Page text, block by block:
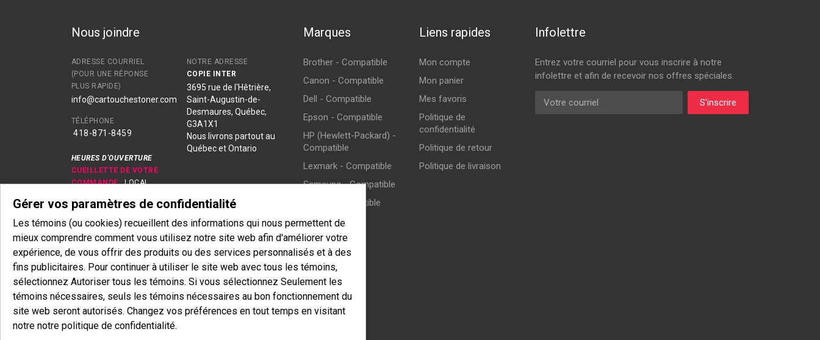
Nous joindre
ADRESSE COURRIEL
(POUR UNE RÉPONSE
PLUS RAPIDE)
info@cartouchestoner.com
TÉLÉPHONE
418-871 -8459
HEURES D'OUVERTURE
CUEILLETTE DE VOTRE
COMMANDE :LOCAL
LIVRAISON : EN SEMAINE
DE 8H00 À 18H00
EN MAGASIN :
8h30 - 16h30 (fermé sur
l'heure du midi)
Vendredi
8h30 - 12h00
Samedi & Dimanche
NOTRE ADRESSE
COPIE INTER
3695 rue de l'Hêtrière,
Saint-Augustin-de-
Desmaures, Québec,
G3A1X1
Nous livrons partout au
Québec et Ontario
Marques
Brother - Compatible
Canon - Compatible
Dell - Compatible
Epson - Compatible
HP (Hewlett-Packard) -
Compatible
Lexmark - Compatible
Samsung - Compatible
Xerox - Compatible
Liens rapides
Mon compte
Mon panier
Mes favoris
Politique de
confidentialité
Politique de retour
Politique de livraison
Infolettre
Entrez votre courriel pour vous inscrire à notre
infolettre et afin de recevoir nos offres spéciales.
Courriel
S'inscrire
Gérer vos paramètres de confidentialité
Les témoins (ou cookies) recueillent des informations qui nous permettent de
mieux comprendre comment vous utilisez notre site web afin d'améliorer votre
expérience, de vous offrir des produits ou des services personnalisés et à des
fins publicitaires. Pour continuer à utiliser le site web avec tous les témoins,
sélectionnez Autoriser tous les témoins. Si vous sélectionnez Seulement les
témoins nécessaires, seuls les témoins nécessaires au bon fonctionnement du
site web seront autorisés. Changez vos préférences en tout temps en visitant
notre notre politique de confidentialité.